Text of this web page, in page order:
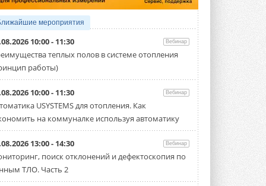
Мероприятие пройдет 2-3 сентября в
отеле Radisson Slavyanskaya. Форум
посетит более двух тысяч участников ...
5 АВГУСТА 2026
Китайская Shenling представила
«воздух-вода» на R290
Серия ThermaX R290 All-In-One
включает три модели ...
Тепловые насосы в связке с
солнечной генерацией и
накопителем снижают
потребление на 60%
Исследователи из Италии установили ...
4 АВГУСТА 2026
мероприятия
10:00 - 11:30 Вебинар
теплых полов в системе отопления
работы)
10:00 - 11:30 Вебинар
USYSTEMS для отопления. Как
на коммуналке используя автоматику
13:00 - 14:30 Вебинар
поиск отклонений и дефектоскопия по
ТЛО. Часть 2